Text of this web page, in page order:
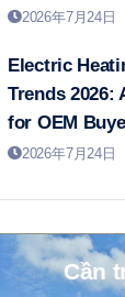
2026年7月24日
Electric
Trends 2026:
for OEM
2026年7月24日
Cần